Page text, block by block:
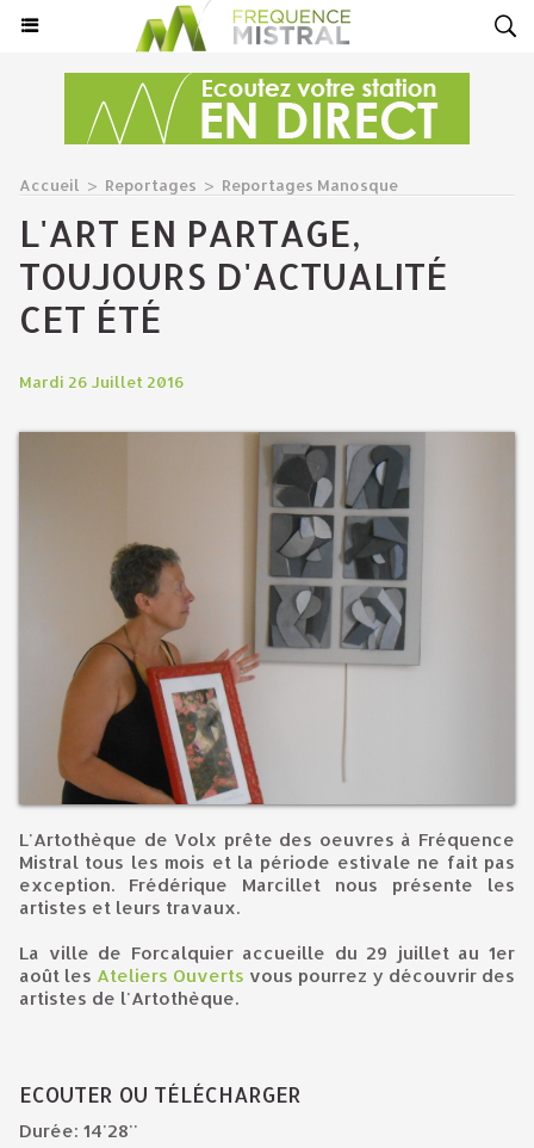
Accueil > Reportages > Reportages Manosque
L'ART EN PARTAGE,
TOUJOURS D'ACTUALITÉ
CET ÉTÉ
Mardi 26 Juillet 2016
L'Artothèque de Volx prête des oeuvres à Fréquence
Mistral tous les mois et la période estivale ne fait pas
exception. Frédérique Marcillet nous présente les
artistes et leurs travaux.
La ville de Forcalquier accueille du 29 juillet au 1er
août les Ateliers Ouverts vous pourrez y découvrir des
artistes de l'Artothèque.
ECOUTER OU TÉLÉCHARGER
Durée: 14'28''